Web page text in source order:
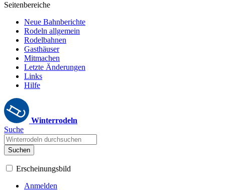
Seitenbereiche
Neue Bahnberichte
Rodeln allgemein
Rodelbahnen
Gasthäuser
Mitmachen
Letzte Änderungen
Links
Hilfe
Winterrodeln
Suche
Suchen
Erscheinungsbild
Anmelden